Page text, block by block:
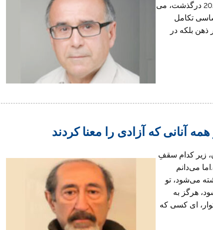
جامعه شناس برجسته آلمانی که درروز 14 مارس 2026 درگذشت، می
تکامل
بلکه در
آنانی که آزادی را معنا کردند
زیر کدام سقفِ
می‌دانم
می‌شود، تو
هرگز به
ای کسی که